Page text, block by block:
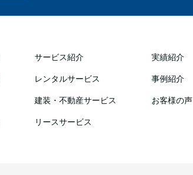
サービス紹介
レンタルサービス
建装・不動産サービス
リースサービス
実績紹介
事例紹介
お客様の声